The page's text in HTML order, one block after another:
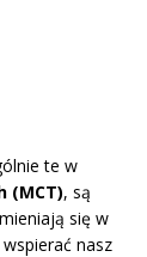
te w
(MCT), są
się w
nasz